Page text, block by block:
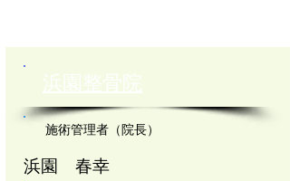
​浜園整骨院
施術管理者（院長）
浜園 春幸